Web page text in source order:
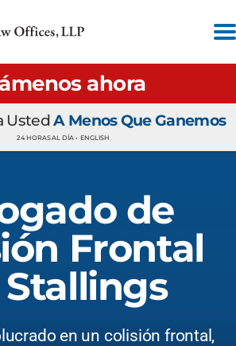
ahora
UstedA Menos Que Ganemos
24 HORAS AL DÍA • ENGLISH
de
Frontal
en un colisión frontal,